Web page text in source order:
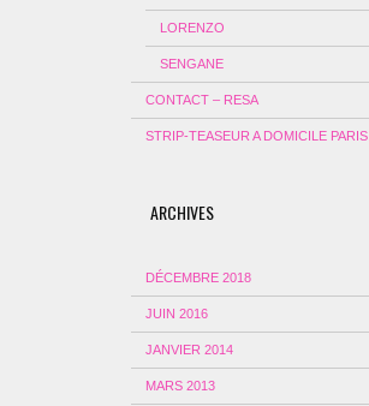
LORENZO
SENGANE
CONTACT – RESA
STRIP-TEASEUR A DOMICILE PARIS
ARCHIVES
DÉCEMBRE 2018
JUIN 2016
JANVIER 2014
MARS 2013